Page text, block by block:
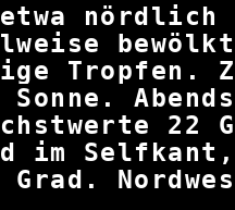
etwa
Tropfen.
Sonne.
22
im
Grad.